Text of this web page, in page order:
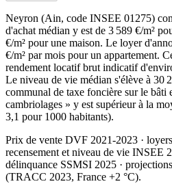
Neyron (Ain, code INSEE 01275)
d'achat médian y est de 3 589 €/m²
€/m² pour une maison. Le loyer
€/m² par mois pour un appartement.
rendement locatif brut indicatif
Le niveau de vie médian s'élève à 30
communal de taxe foncière sur le bâti
cambriolages » y est supérieur à la
3,1 pour 1000 habitants).
Prix de vente DVF 2021-2023 ·
recensement et niveau de vie INSEE
délinquance SSMSI 2025 ·
(TRACC 2023, France +2 °C).